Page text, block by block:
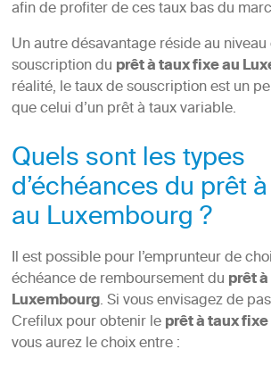
afin de profiter de ces taux bas du
Un autre désavantage réside au
souscription du prêt à taux fixe au
réalité, le taux de souscription est un
que celui d’un prêt à taux variable.
Quels sont les types
d’échéances du prêt
au Luxembourg ?
Il est possible pour l’emprunteur de
échéance de remboursement du prêt
Luxembourg. Si vous envisagez de
Crefilux pour obtenir leprêt à taux
vous aurez le choix entre :